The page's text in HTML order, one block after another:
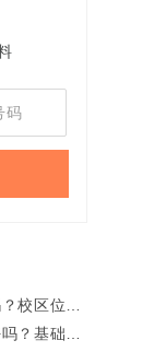
校区位置
？基础中